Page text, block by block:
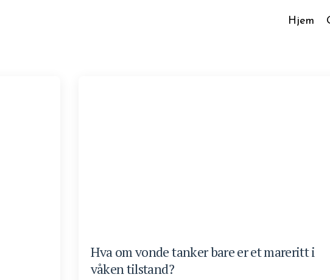
Hjem
Hva om vonde tanker bare er et mareritt i
våken tilstand?